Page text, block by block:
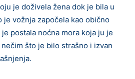
je doživela žena dok je bila u
je vožnja započela kao obično
postala noćna mora koja ju je
što je bilo strašno i izvan